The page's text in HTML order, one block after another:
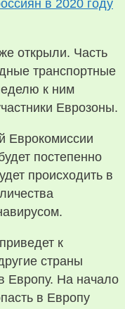
открыли. Часть
транспортные
к ним
Еврозоны.
Еврокомиссии
постепенно
происходить в
к
страны
Европу. На начало
в Европу